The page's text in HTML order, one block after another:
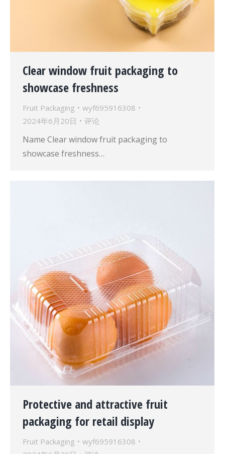
Clear window fruit packaging to
showcase freshness
Fruit Packaging
wyf695916308
2024年6月20日
评论
Name Clear window fruit packaging to
showcase freshness…
Protective and attractive fruit
packaging for retail display
Fruit Packaging
wyf695916308